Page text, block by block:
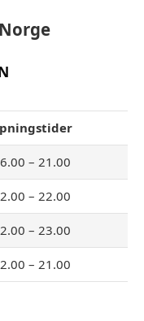
– 21.00
– 22.00
– 23.00
– 21.00